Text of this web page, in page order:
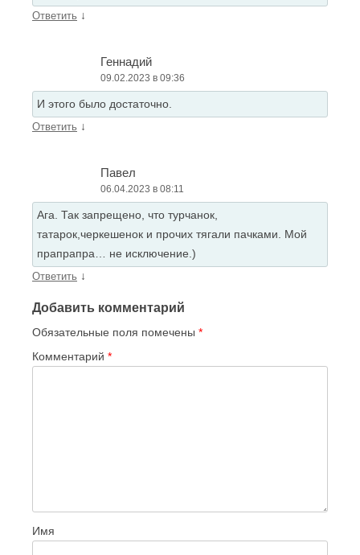
Ответить ↓
Геннадий
09.02.2023 в 09:36
И этого было достаточно.
Ответить ↓
Павел
06.04.2023 в 08:11
Ага. Так запрещено, что турчанок,
татарок,черкешенок и прочих тягали пачками. Мой
прапрапра… не исключение.)
Ответить ↓
Добавить комментарий
Обязательные поля помечены *
Комментарий *
Имя